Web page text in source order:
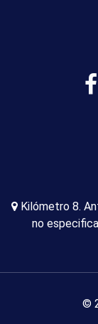
Kilómetro 8.
no
©